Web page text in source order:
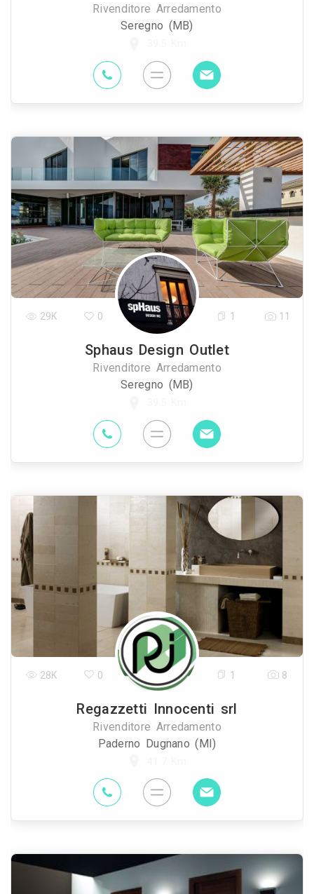
Rivenditore Arredamento
Seregno (MB)
Sphaus Design Outlet
Rivenditore Arredamento
Seregno (MB)
29K 0 1 11
Regazzetti Innocenti srl
Rivenditore Arredamento
Paderno Dugnano (MI)
28K 0 1 8